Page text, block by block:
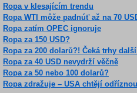
Ropa v klesajícím trendu
Ropa WTI môže padnúť až na 70
Ropa zatím OPEC ignoruje
Ropa za 150 USD?
Ropa za 200 dolarů?! Čeká trhy
Ropa za 40 USD nevydrží věčně
Ropa za 50 nebo 100 dolarů?
Ropa zdražuje – USA chtějí